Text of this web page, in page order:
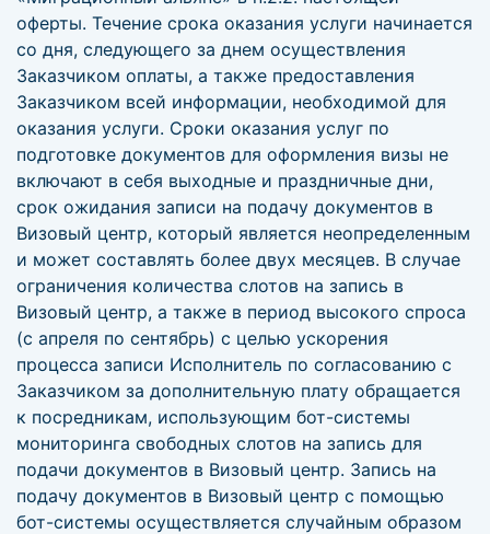
оферты. Течение срока оказания услуги начинается
со дня, следующего за днем осуществления
Заказчиком оплаты, а также предоставления
Заказчиком всей информации, необходимой для
оказания услуги. Сроки оказания услуг по
подготовке документов для оформления визы не
включают в себя выходные и праздничные дни,
срок ожидания записи на подачу документов в
Визовый центр, который является неопределенным
и может составлять более двух месяцев. В случае
ограничения количества слотов на запись в
Визовый центр, а также в период высокого спроса
(с апреля по сентябрь) с целью ускорения
процесса записи Исполнитель по согласованию с
Заказчиком за дополнительную плату обращается
к посредникам, использующим бот-системы
мониторинга свободных слотов на запись для
подачи документов в Визовый центр. Запись на
подачу документов в Визовый центр с помощью
бот-системы осуществляется случайным образом